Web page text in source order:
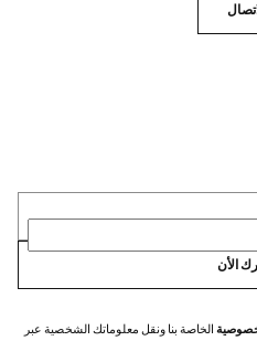
الأن
الخاصة بنا ونقل معلوماتك الشخصية عبر